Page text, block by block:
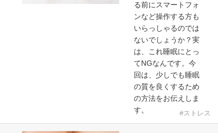
る前にスマートフォ
ンなど操作する方も
いらっしゃるのでは
ないでしょうか？実
は、これ睡眠にとっ
てNGなんです。今
回は、少しでも睡眠
の質を良くするため
の方法をお伝えしま
す。
ストレス